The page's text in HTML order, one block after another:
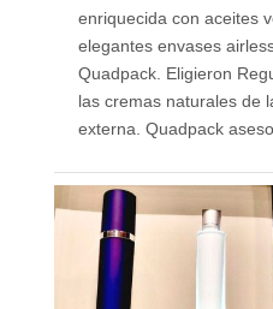
enriquecida con aceites
elegantes envases
Quadpack. Eligieron
las cremas naturales de
externa. Quadpack